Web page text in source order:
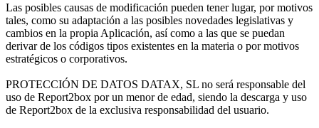
Las posibles causas de modificación pueden tener lugar, por motivos
tales, como su adaptación a las posibles novedades legislativas y
cambios en la propia Aplicación, así como a las que se puedan
derivar de los códigos tipos existentes en la materia o por motivos
estratégicos o corporativos.
PROTECCIÓN DE DATOS DATAX, SL no será responsable del
uso de Report2box por un menor de edad, siendo la descarga y uso
de Report2box de la exclusiva responsabilidad del usuario.